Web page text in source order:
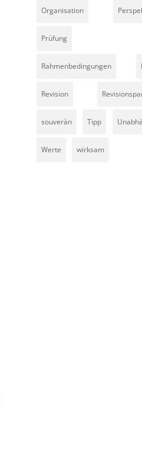
Organisation
Prüfung
Rahmenbedingungen
Revision
souverän Tipp
Werte wirksam